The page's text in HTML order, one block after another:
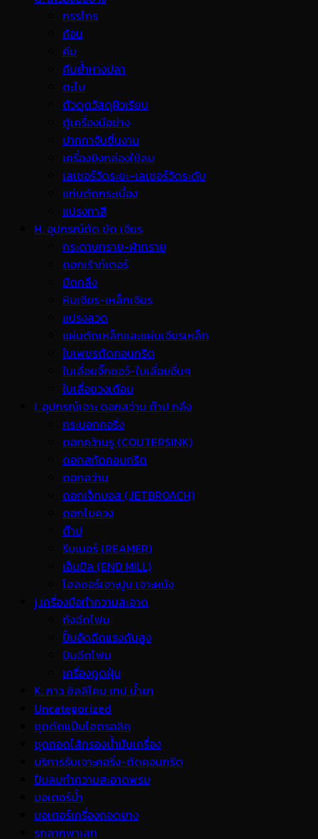
กรรไกร
ค้อน
คีม
คีมย้ำหางปลา
ตะไบ
ตัวดูดวัสดุผิวเรียบ
ตู้เครื่องมือช่าง
ปากกาจับชิ้นงาน
เครื่องยิงกล่องใช้ลม
เลเซอร์วัดระยะ-เลเซอร์วัดระดับ
แท่นตัดกระเบื้อง
แปรงทาสี
H. อุปกรณ์ตัด ขัด เจียร
กระดาษทราย-ผ้าทราย
ดอกเร้าท์เตอร์
มีดกลึง
หินเจียร-เหล็กเจียร
แปรงลวด
แผ่นตัดเหล็กและแผ่นเจียรเหล็ก
ใบเพชรตัดคอนกรีต
ใบเลื่อยจิ๊กซอว์-ใบเลื่อยอื่นๆ
ใบเลื่อยวงเดือน
I. อุปกรณ์เจาะ ดอกสว่าน ต๊าป กลึง
กระบอกคอริ่ง
ดอกคว้านรู (COUTERSINK)
ดอกสกัดคอนกรีต
ดอกสว่าน
ดอกเจ็ทบอส (JETBROACH)
ดอกไขควง
ต๊าป
รีมเมอร์ (REAMER)
เอ็นมิล (END MILL)
โฮลซอร์เจาะปูน เจาะผนัง
j.เครื่องมือทำความสะอาด
ถังฉีดโฟม
ปั้มอัดฉีดแรงดันสูง
ปืนฉีดโฟม
เครื่องดูดฝุ่น
K. กาว ซิลลิโคน เทป น้ำยา
Uncategorized
ชุดดัดแป๊บไฮดรอลิค
ชุดถอดไส้กรองน้ำมันเครื่อง
บริการรับเจาะคอริ่ง-ตัดคอนกรีต
ปืนลมทำความสะอาดพรม
มอเตอร์น้ำ
มอเตอร์เครื่องถอดยาง
รถลากพาเลท